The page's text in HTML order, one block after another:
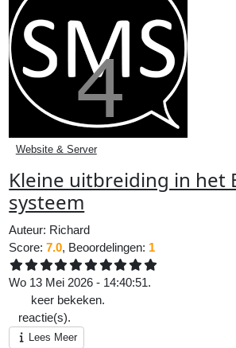
Website & Server
Kleine uitbreiding in het
systeem
Auteur: Richard
Score:7.0, Beoordelingen: 1
Wo 13 Mei 2026 - 14:40:51.
keer bekeken.
reactie(s).
Lees Meer